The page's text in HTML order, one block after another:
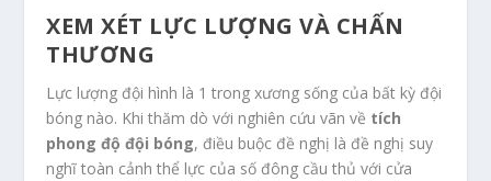
XEM XÉT LỰC LƯỢNG VÀ CHẤN
THƯƠNG
Lực lượng đội hình là 1 trong xương sống của bất kỳ đội
bóng nào. Khi thăm dò với nghiên cứu vãn về tích
phong độ đội bóng, điều buộc đề nghị là đề nghị suy
nghĩ toàn cảnh thể lực của số đông cầu thủ với cửa